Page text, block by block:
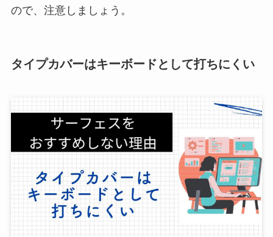
ので、注意しましょう。
タイプカバーはキーボードとして打ちにくい